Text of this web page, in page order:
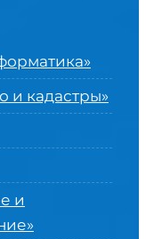
и кадастры»
и